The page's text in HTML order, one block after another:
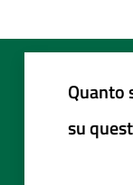
Quanto
su